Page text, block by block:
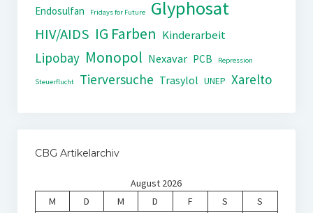
Endosulfan
Fridays for Future Glyphosat
HIV/AIDS IG Farben Kinderarbeit
Lipobay Monopol Nexavar PCB Repression
Steuerflucht Tierversuche Trasylol UNEP Xarelto
CBG Artikelarchiv
August 2026
M
D M D F S S